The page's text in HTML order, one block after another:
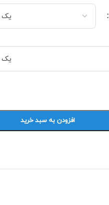
افزودن به سبد خرید